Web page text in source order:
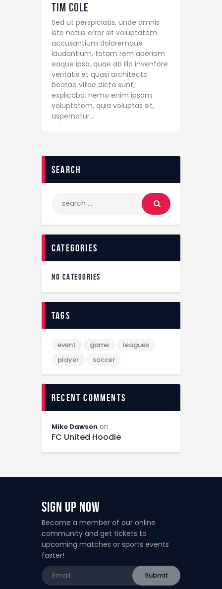
Tim Cole
Sed ut perspiciatis, unde omnis
iste natus error sit voluptatem
accusantium doloremque
laudantium, totam rem aperiam
eaque ipsa, quae ab illo inventore
veritatis et quasi architecto
beatae vitae dicta sunt,
explicabo. nemo enim ipsam
voluptatem, quia voluptas sit,
aspernatur…
search
categories
NO CATEGORIES
tags
event game
leagues
player
soccer
recent comments
Mike Dawson on
FC United Hoodie
Sign Up Now
Become a member of our online
community and get tickets to
upcoming matches or sports events
faster!